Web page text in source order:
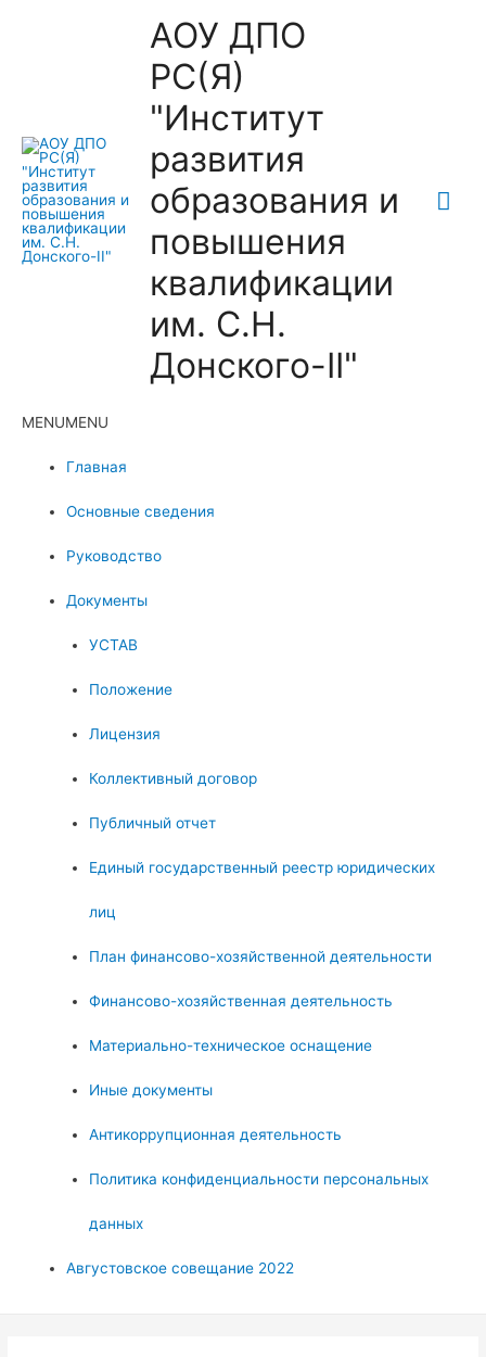
АОУ ДПО
РС(Я)
"Институт
развития
образования и
повышения
квалификации
им. С.Н.
Донского-II"
MENUMENU
Главная
Основные сведения
Руководство
Документы
УСТАВ
Положение
Лицензия
Коллективный договор
Публичный отчет
Единый государственный реестр юридических
лиц
План финансово-хозяйственной деятельности
Финансово-хозяйственная деятельность
Материально-техническое оснащение
Иные документы
Антикоррупционная деятельность
Политика конфиденциальности персональных
данных
Августовское совещание 2022